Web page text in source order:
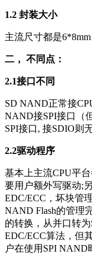
1.2 封装大小
主流尺寸都是
二， 不同点：
2.1接口不同
SD NAND正常接
NAND接SPI接口（
SPI接口, 接SDIO则
2.2驱动程序
基本上主流CPU平
要用户额外写驱动;
EDC/ECC，坏块管
NAND Flash的管理
的转换，从并口转
EDC/ECC算法，但
户在使用SPI NAND